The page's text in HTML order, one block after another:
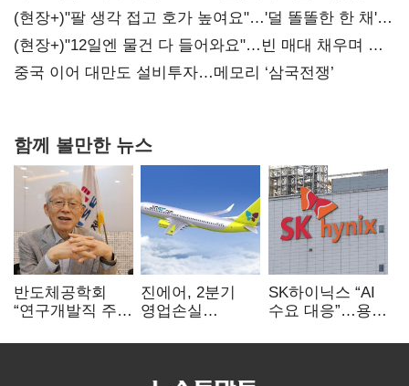
숙제
(현장+)"팔 생각 접고 호가 높여요"…'덜 똘똘한 한 채'
20억 키맞추기
(현장+)"12일엔 물건 다 들어와요"…빈 매대 채우며 문
연 홈플러스
중국 이어 대만도 설비투자…메모리 ‘삼국전쟁’
함께 볼만한 뉴스
반도체공학회
“연구개발직 주
개선해야”
진에어, 2분기
영업손실
상승 여파
SK하이닉스 “AI
수요 대응”…용인
투자